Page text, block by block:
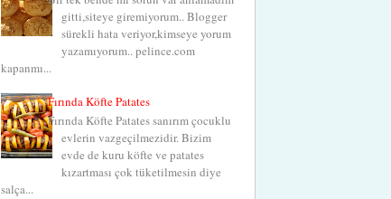
gitti,siteye giremiyorum.. Blogger
sürekli hata veriyor,kimseye yorum
yazamıyorum.. pelince.com
kapanmı...
Fırında Köfte Patates
Fırında Köfte Patates sanırım çocuklu
evlerin vazgeçilmezidir. Bizim
evde de kuru köfte ve patates
kızartması çok tüketilmesin diye
salça...